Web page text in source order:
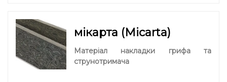
мікарта (Micarta)
Матеріал накладки грифа та
струнотримача